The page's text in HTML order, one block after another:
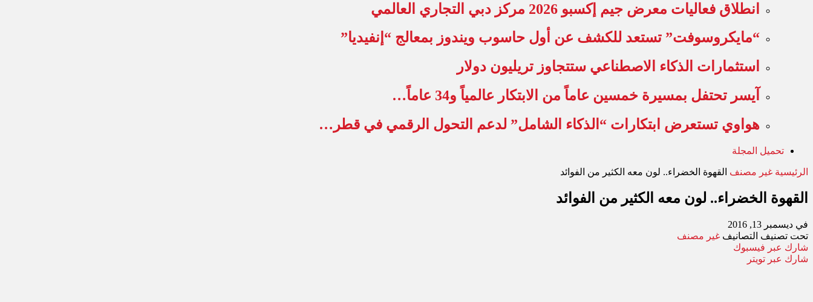
انطلاق فعاليات معرض جيم إكسبو 2026 مركز دبي التجاري العالمي
“مايكروسوفت” تستعد للكشف عن أول حاسوب ويندوز بمعالج “إنفيديا”
استثمارات الذكاء الاصطناعي ستتجاوز تريليون دولار
آيسر تحتفل بمسيرة خمسين عاماً من الابتكار عالمياً و34 عاماً…
هواوي تستعرض ابتكارات “الذكاء الشامل” لدعم التحول الرقمي في قطر…
تحميل المجلة
الرئيسية غير مصنف القهوة الخضراء.. لون معه الكثير من الفوائد
القهوة الخضراء.. لون معه الكثير من الفوائد
في ديسمبر 13, 2016
تحت تصنيف التصانيف غير مصنف
شارك عبر فيسبوك
شارك عبر تويتر